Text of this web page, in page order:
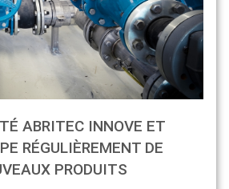
ABRITEC INNOVE ET
RÉGULIÈREMENT DE
PRODUITS